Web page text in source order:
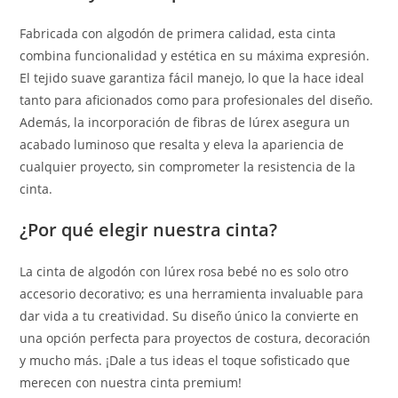
Fabricada con algodón de primera calidad, esta cinta
combina funcionalidad y estética en su máxima expresión.
El tejido suave garantiza fácil manejo, lo que la hace ideal
tanto para aficionados como para profesionales del diseño.
Además, la incorporación de fibras de lúrex asegura un
acabado luminoso que resalta y eleva la apariencia de
cualquier proyecto, sin comprometer la resistencia de la
cinta.
¿Por qué elegir nuestra cinta?
La cinta de algodón con lúrex rosa bebé no es solo otro
accesorio decorativo; es una herramienta invaluable para
dar vida a tu creatividad. Su diseño único la convierte en
una opción perfecta para proyectos de costura, decoración
y mucho más. ¡Dale a tus ideas el toque sofisticado que
merecen con nuestra cinta premium!